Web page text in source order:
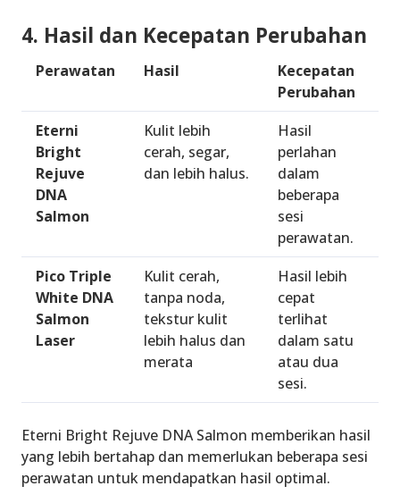
4. Hasil dan Kecepatan Perubahan
Perawatan Hasil
Kecepatan
Perubahan
Eterni
Bright
Rejuve
DNA
Salmon
Kulit lebih
cerah, segar,
dan lebih halus.
Hasil
perlahan
dalam
beberapa
sesi
perawatan.
Pico Triple
White DNA
Salmon
Laser
Kulit cerah,
tanpa noda,
tekstur kulit
lebih halus dan
merata
Hasil lebih
cepat
terlihat
dalam satu
atau dua
sesi.
Eterni Bright Rejuve DNA Salmon memberikan hasil
yang lebih bertahap dan memerlukan beberapa sesi
perawatan untuk mendapatkan hasil optimal.